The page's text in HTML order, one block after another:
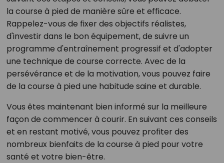
la course à pied de manière sûre et efficace.
Rappelez-vous de fixer des objectifs réalistes,
d'investir dans le bon équipement, de suivre un
programme d'entraînement progressif et d'adopter
une technique de course correcte. Avec de la
persévérance et de la motivation, vous pouvez faire
de la course à pied une habitude saine et durable.
Vous êtes maintenant bien informé sur la meilleure
façon de commencer à courir. En suivant ces conseils
et en restant motivé, vous pouvez profiter des
nombreux bienfaits de la course à pied pour votre
santé et votre bien-être.